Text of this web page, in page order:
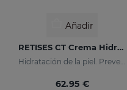
Añadir
RETISES CT Crema Hidratante Antienvejecimiento
62.95 €